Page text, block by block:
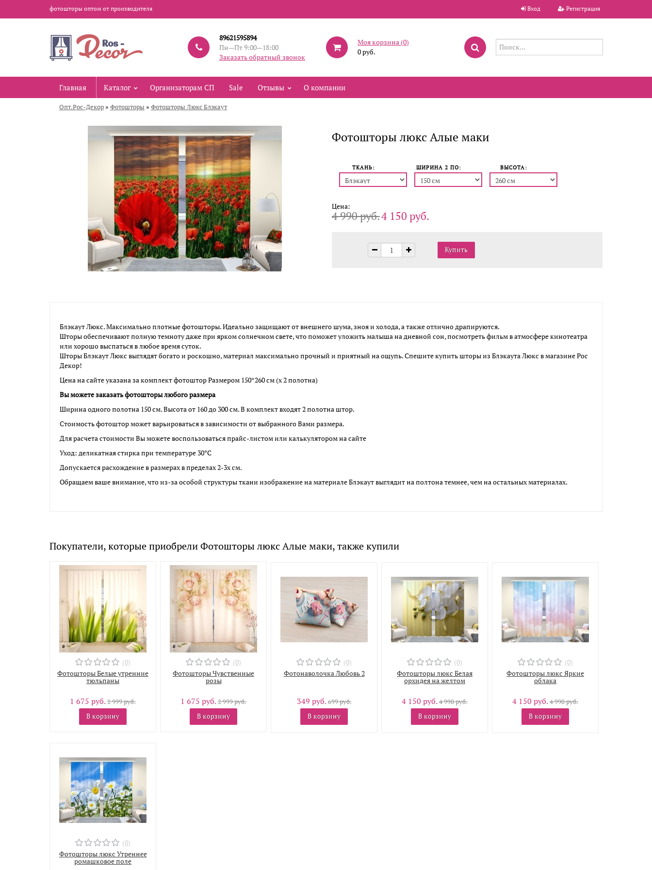
фотошторы оптом от производителя Вход Регистрация
89621595894
Пн—Пт 9:00—18:00
Заказать обратный звонок
Моя корзина (0)
0 руб.
Главная Каталог Организаторам СП Sale Отзывы О компании
Опт.Рос-Декор » Фотошторы » Фотошторы Люкс Блэкаут
Фотошторы люкс Алые маки
ТКАНЬ: ШИРИНА 2 ПO: ВЫСОТА:
Цена:
4 990 руб.4 150 руб.
Блэкаут Люкс. Максимально плотные фотошторы. Идеально защищают от внешнего шума, зноя и холода, а также отлично драпируются.
Шторы обеспечивают полную темноту даже при ярком солнечном свете, что поможет уложить малыша на дневной сон, посмотреть фильм в атмосфере кинотеатра
или хорошо выспаться в любое время суток.
Шторы Блэкаут Люкс выглядят богато и роскошно, материал максимально прочный и приятный на ощупь. Спешите купить шторы из Блэкаута Люкс в магазине Рос
Декор!
Цена на сайте указана за комплект фотоштор Размером 150*260 см (х 2 полотна)
Вы можете заказать фотошторы любого размера
Ширина одного полотна 150 см. Высота от 160 до 300 см. В комплект входят 2 полотна штор.
Стоимость фотоштор может варьироваться в зависимости от выбранного Вами размера.
Для расчета стоимости Вы можете воспользоваться прайс-листом или калькулятором на сайте
Уход: деликатная стирка при температуре 30°С
Допускается расхождение в размерах в пределах 2-3х см.
Обращаем ваше внимание, что из-за особой структуры ткани изображение на материале Блэкаут выглядит на полтона темнее, чем на остальных материалах.
Покупатели, которые приобрели Фотошторы люкс Алые маки, также купили
(0)
Фотошторы Белые утренние
тюльпаны
1 675 руб.2 999 руб.
В корзину
(0)
Фотошторы Чувственные
розы
1 675 руб.2 999 руб.
В корзину
(0)
Фотонаволочка Любовь 2
349 руб.699 руб.
В корзину
(0)
Фотошторы люкс Белая
орхидея на желтом
4 150 руб.4 990 руб.
В корзину
(0)
Фотошторы люкс Яркие
облака
4 150 руб.4 990 руб.
В корзину
(0)
Фотошторы люкс Утреннее
ромашковое поле